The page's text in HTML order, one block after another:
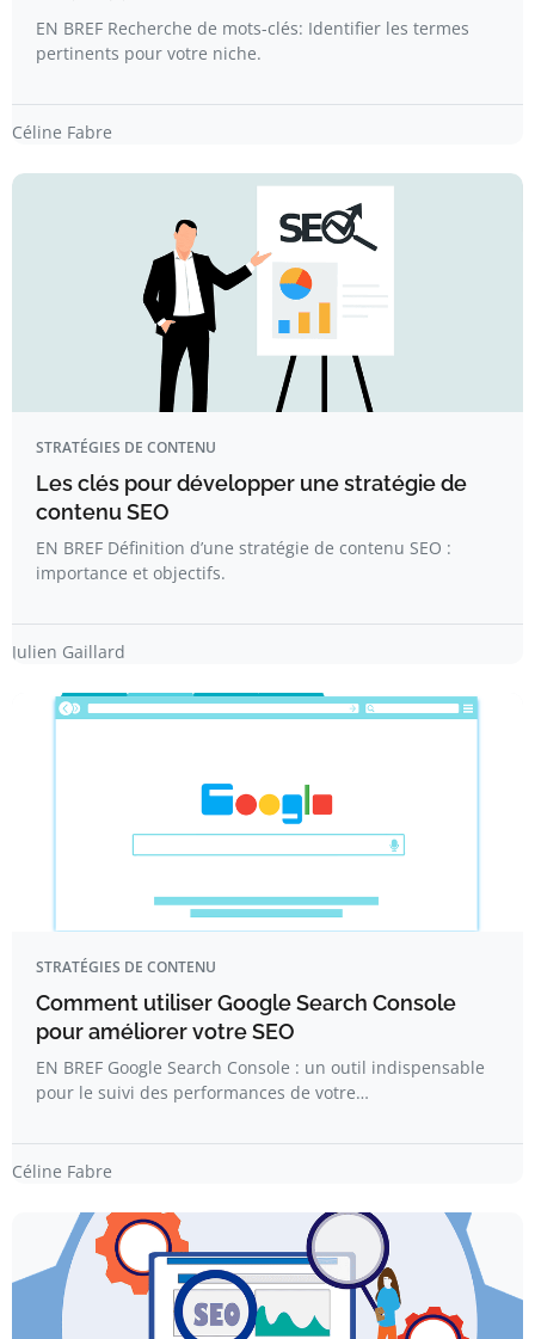
EN BREF Recherche de mots-clés: Identifier les termes
pertinents pour votre niche.
Céline Fabre
STRATÉGIES DE CONTENU
Les clés pour développer une stratégie de
contenu SEO
EN BREF Définition d’une stratégie de contenu SEO :
importance et objectifs.
Julien Gaillard
STRATÉGIES DE CONTENU
Comment utiliser Google Search Console
pour améliorer votre SEO
EN BREF Google Search Console : un outil indispensable
pour le suivi des performances de votre…
Céline Fabre